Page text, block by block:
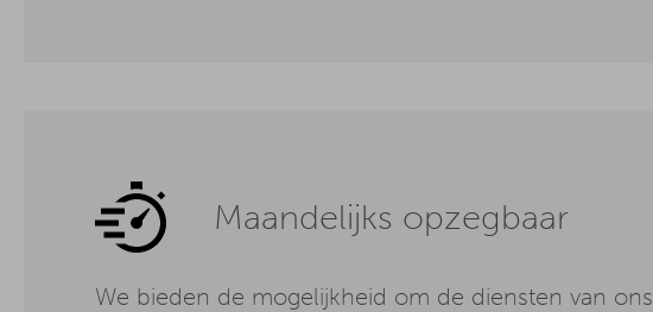
Maandelijks opzegbaar
We bieden de mogelijkheid om de diensten van ons